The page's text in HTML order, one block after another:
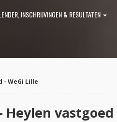
INSCHRIJVINGEN & RESULTATEN
- WeGi Lille
Heylen